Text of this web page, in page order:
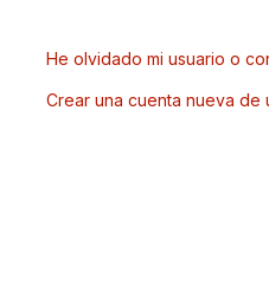
He olvidado mi usuario o
Crear una cuenta nueva de